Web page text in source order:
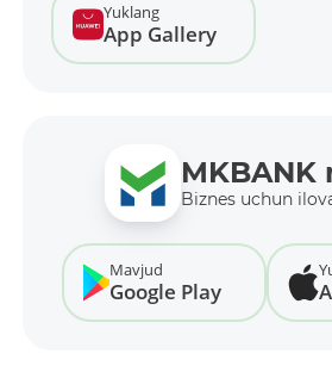
Yuklang
App Gallery
MKBANK
Biznes uchun
Mavjud
Google Play